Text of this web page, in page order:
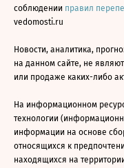
соблюдении правил
vedomosti.ru
Новости, аналитика,
на данном сайте, не
или продаже каких-либо
На информационном
технологии
информации на основе
относящихся к
находящихся на